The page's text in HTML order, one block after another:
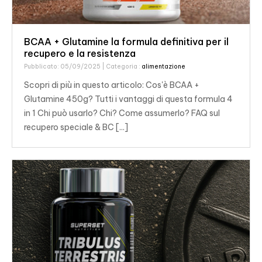
BCAA + Glutamine la formula definitiva per il
recupero e la resistenza
Pubblicato: 05/09/2025 | Categoria : alimentazione
Scopri di più in questo articolo: Cos'è BCAA +
Glutamine 450g? Tutti i vantaggi di questa formula 4
in 1 Chi può usarlo? Chi? Come assumerlo? FAQ sul
recupero speciale & BC [...]